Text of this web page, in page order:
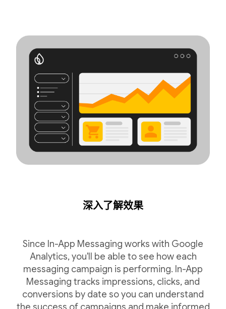
深入了解效果
Since In-App Messaging works with Google
Analytics, you'll be able to see how each
messaging campaign is performing. In-App
Messaging tracks impressions, clicks, and
conversions by date so you can understand